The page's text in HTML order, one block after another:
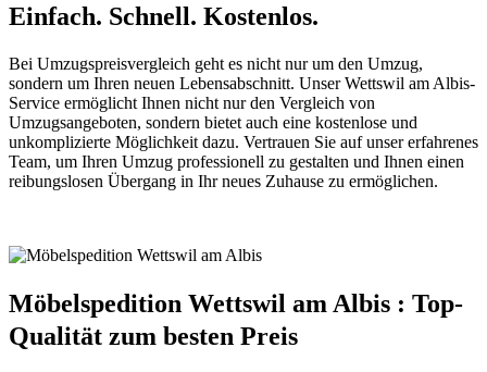
Einfach. Schnell. Kostenlos.
Bei Umzugspreisvergleich geht es nicht nur um den Umzug,
sondern um Ihren neuen Lebensabschnitt. Unser Wettswil am Albis-
Service ermöglicht Ihnen nicht nur den Vergleich von
Umzugsangeboten, sondern bietet auch eine kostenlose und
unkomplizierte Möglichkeit dazu. Vertrauen Sie auf unser erfahrenes
Team, um Ihren Umzug professionell zu gestalten und Ihnen einen
reibungslosen Übergang in Ihr neues Zuhause zu ermöglichen.
Möbelspedition Wettswil am Albis : Top-
Qualität zum besten Preis